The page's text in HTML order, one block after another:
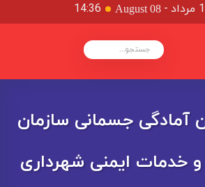
-
August 08
14:36
آمادگی جسمانی سازمان
خدمات ایمنی شهرداری